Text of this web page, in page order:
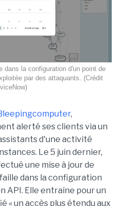
dans la configuration d'un point de
par des attaquants. (Crédit
,
alerté ses clients via un
d'une activité
Le 5 juin dernier,
une mise à jour de
dans la configuration
API. Elle entraîne pour un
« un accès plus étendu aux